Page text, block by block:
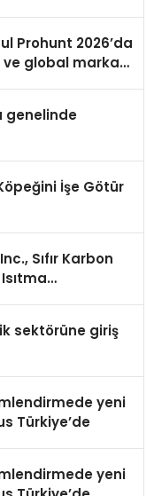
Prohunt 2026’da
ve global marka
genelinde
İşe Götür
Sıfır Karbon
sektörüne giriş
yeni
Türkiye’de
yeni